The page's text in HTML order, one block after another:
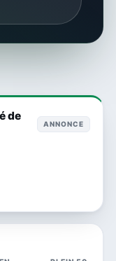
de
ANNONCE